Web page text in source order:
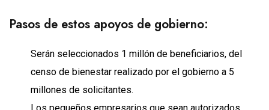
Pasos de estos apoyos de gobierno:
Serán seleccionados 1 millón de beneficiarios, del
censo de bienestar realizado por el gobierno a 5
millones de solicitantes.